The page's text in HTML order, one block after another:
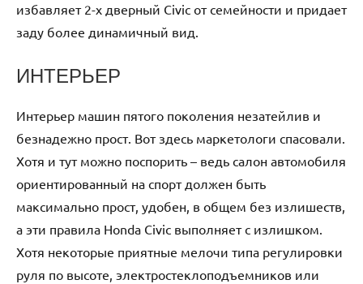
избавляет 2-х дверный Civic от семейности и придает
заду более динамичный вид.
ИНТЕРЬЕР
Интерьер машин пятого поколения незатейлив и
безнадежно прост. Вот здесь маркетологи спасовали.
Хотя и тут можно поспорить – ведь салон автомобиля
ориентированный на спорт должен быть
максимально прост, удобен, в общем без излишеств,
а эти правила Honda Civic выполняет с излишком.
Хотя некоторые приятные мелочи типа регулировки
руля по высоте, электростеклоподъемников или